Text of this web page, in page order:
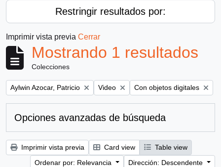
Restringir resultados por:
Imprimir vista previa Cerrar
Mostrando 1 resultados
Colecciones
Remove filter:
Aylwin Azocar, Patricio Remove filter:
Video Remove filter:
Con objetos digitales
Opciones avanzadas de búsqueda
Imprimir vista previa Card view
Table view
Ordenar por: Relevancia
Dirección: Descendente